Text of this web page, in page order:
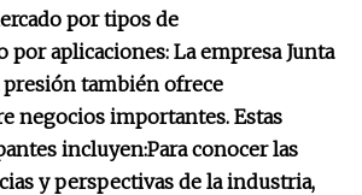
por tipos de
por aplicaciones: La empresa Junta
presión también ofrece
negocios importantes. Estas
incluyen:Para conocer las
y perspectivas de la industria,